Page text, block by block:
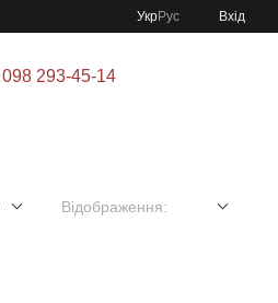
УкрРус Вхід
098 293-45-14
Відображення: